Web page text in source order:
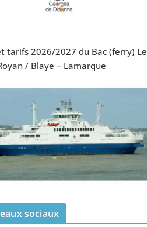
tarifs 2026/2027 du Bac (ferry) Le
/ Blaye – Lamarque
sociaux